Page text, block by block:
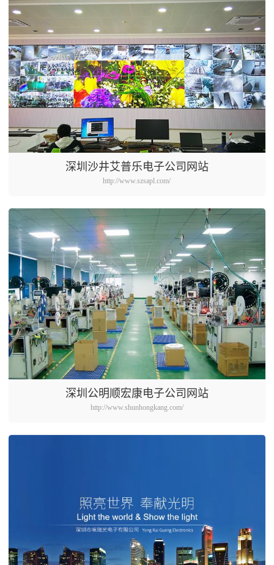
深圳沙井艾普乐电子公司网站
http://www.szsapl.com/
深圳公明顺宏康电子公司网站
http://www.shunhongkang.com/